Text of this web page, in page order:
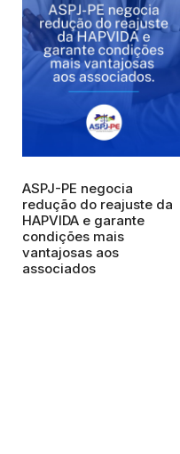
ASPJ-PE negocia
redução do reajuste da
HAPVIDA e garante
condições mais
vantajosas aos
associados